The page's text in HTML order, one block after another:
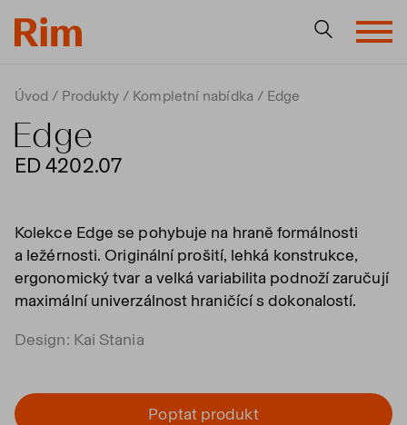
Úvod Produkty Kompletní nabídka Edge
Edge
ED 4202.07
Kolekce Edge se pohybuje na hraně formálnosti
a ležérnosti. Originální prošití, lehká konstrukce,
ergonomický tvar a velká variabilita podnoží zaručují
maximální univerzálnost hraničící s dokonalostí.
Design: Kai Stania
Poptat produkt